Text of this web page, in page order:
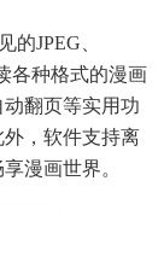
JPEG、
各种格式的漫画
翻页等实用功
，软件支持离
漫画世界。